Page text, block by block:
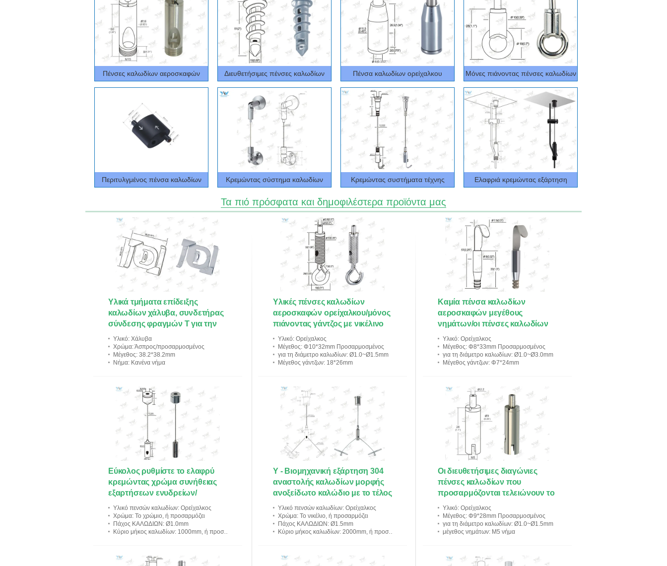
Πένσες καλωδίων αεροσκαφών Διευθετήσιμες πένσες καλωδίων Πένσα καλωδίων ορείχαλκου Μόνες πιάνοντας πένσες καλωδίων
Περιτυλγμένος πένσα καλωδίων Κρεμώντας σύστημα καλωδίων Κρεμώντας συστήματα τέχνης Ελαφριά κρεμώντας εξάρτηση
Τα πιό πρόσφατα και δημοφιλέστερα προϊόντα μας
Υλικά τμήματα επίδειξης
καλωδίων χάλυβα, συνδετήρας
σύνδεσης φραγμών Τ για την
αναστολή των σημαδιών
Υλικό: Χάλυβα
Χρώμα: Άσπρος/προσαρμοσμένος
Μέγεθος: 38.2*38.2mm
Νήμα: Κανένα νήμα
Υλικές πένσες καλωδίων
αεροσκαφών ορείχαλκου/μόνος
πιάνοντας γάντζος με νικέλινο
Υλικό: Ορείχαλκος
Μέγεθος: Φ10*32mm Προσαρμοσμένος
για τη διάμετρο καλωδίων: Ø1.0~Ø1.5mm
Μέγεθος γάντζων: 18*26mm
Καμία πένσα καλωδίων
αεροσκαφών μεγέθους
νημάτων/οι πένσες καλωδίων
με το γάντζο εύκολο δεν
εγκαθιστά
Υλικό: Ορείχαλκος
Μέγεθος: Φ8*33mm Προσαρμοσμένος
για τη διάμετρο καλωδίων: Ø1.0~Ø3.0mm
Μέγεθος γάντζων: Φ7*24mm
Εύκολος ρυθμίστε το ελαφρύ
κρεμώντας χρώμα συνήθειας
εξαρτήσεων ενυδρείων/
εξαρτήσεων αναστολής
χαλύβδινων συρμάτων
Υλικό πενσών καλωδίων: Ορείχαλκος
Χρώμα: Το χρώμιο, ή προσαρμόζει
Πάχος ΚΑΛΩΔΙΩΝ : Ø1.0mm
Κύριο μήκος καλωδίων: 1000mm, ή προσαρμόζουν
Y - Βιομηχανική εξάρτηση 304
αναστολής καλωδίων μορφής
ανοξείδωτο καλώδιο με το τέλος
τραβερσών
Υλικό πενσών καλωδίων: Ορείχαλκος
Χρώμα: Το νικέλιο, ή προσαρμόζει
Πάχος ΚΑΛΩΔΙΩΝ : Ø1.5mm
Κύριο μήκος καλωδίων: 2000mm, ή προσαρμόζουν
Οι διευθετήσιμες διαγώνιες
πένσες καλωδίων που
προσαρμόζονται τελειώνουν το
χρώμα για την εγκατάσταση
τέχνης
Υλικό: Ορείχαλκος
Μέγεθος: Φ9*28mm Προσαρμοσμένος
για τη διάμετρο καλωδίων: Ø1.0~Ø1.5mm
μέγεθος νημάτων: M5 νήμα